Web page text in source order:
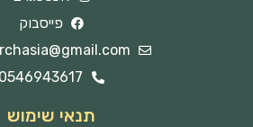
פייסבוק
0546943617
תנאי שימוש